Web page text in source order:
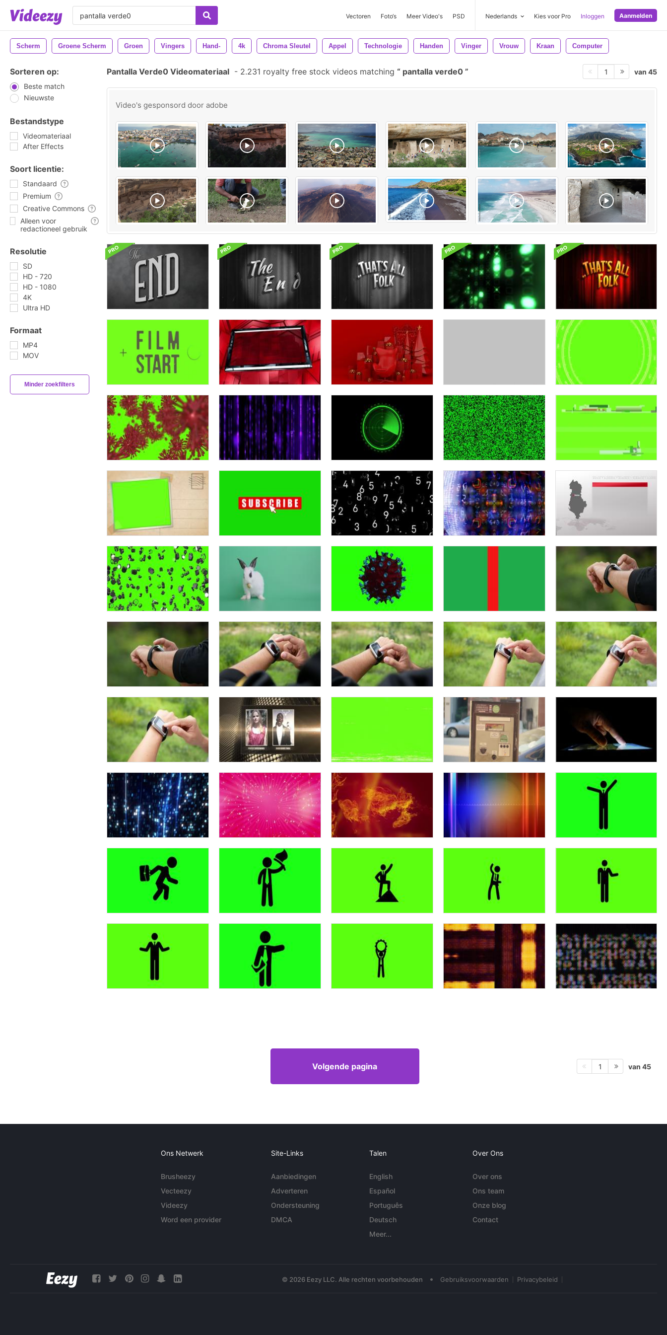
Vectoren Foto‘s Meer Video's PSD Nederlands Kies voor Pro Inloggen Aanmelden
Scherm Groene Scherm Groen Vingers Hand- 4k Chroma Sleutel Appel Technologie Handen Vinger Vrouw Kraan Computer
Sorteren op:
Beste match
Nieuwste
Bestandstype
Videomateriaal
After Effects
Soort licentie:
Standaard
Premium
Creative Commons
Alleen voor
redactioneel gebruik
Resolutie
SD
HD - 720
HD - 1080
4K
Ultra HD
Formaat
MP4
MOV
Minder zoekfilters
Pantalla Verde0 Videomateriaal - 2.231 royalty free stock videos matching pantalla verde0 1 van 45
Video's gesponsord door adobe
Volgende pagina 1 van 45
Ons Netwerk
Brusheezy
Vecteezy
Videezy
Word een provider
Site-Links
Aanbiedingen
Adverteren
Ondersteuning
DMCA
Talen
English
Español
Português
Deutsch
Meer...
Over Ons
Over ons
Ons team
Onze blog
Contact
© 2026 Eezy LLC. Alle rechten voorbehouden • Gebruiksvoorwaarden Privacybeleid